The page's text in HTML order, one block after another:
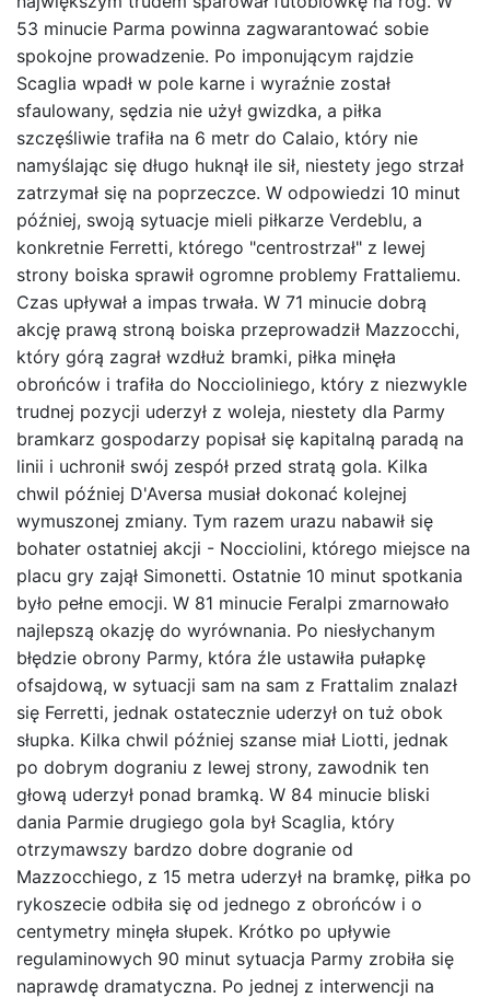
53 minucie Parma powinna zagwarantować sobie
spokojne prowadzenie. Po imponującym rajdzie
Scaglia wpadł w pole karne i wyraźnie został
sfaulowany, sędzia nie użył gwizdka, a piłka
szczęśliwie trafiła na 6 metr do Calaio, który nie
namyślając się długo huknął ile sił, niestety jego strzał
zatrzymał się na poprzeczce. W odpowiedzi 10 minut
później, swoją sytuacje mieli piłkarze Verdeblu, a
konkretnie Ferretti, którego "centrostrzał" z lewej
strony boiska sprawił ogromne problemy Frattaliemu.
Czas upływał a impas trwała. W 71 minucie dobrą
akcję prawą stroną boiska przeprowadził Mazzocchi,
który górą zagrał wzdłuż bramki, piłka minęła
obrońców i trafiła do Noccioliniego, który z niezwykle
trudnej pozycji uderzył z woleja, niestety dla Parmy
bramkarz gospodarzy popisał się kapitalną paradą na
linii i uchronił swój zespół przed stratą gola. Kilka
chwil później D'Aversa musiał dokonać kolejnej
wymuszonej zmiany. Tym razem urazu nabawił się
bohater ostatniej akcji - Nocciolini, którego miejsce na
placu gry zajął Simonetti. Ostatnie 10 minut spotkania
było pełne emocji. W 81 minucie Feralpi zmarnowało
najlepszą okazję do wyrównania. Po niesłychanym
błędzie obrony Parmy, która źle ustawiła pułapkę
ofsajdową, w sytuacji sam na sam z Frattalim znalazł
się Ferretti, jednak ostatecznie uderzył on tuż obok
słupka. Kilka chwil później szanse miał Liotti, jednak
po dobrym dograniu z lewej strony, zawodnik ten
głową uderzył ponad bramką. W 84 minucie bliski
dania Parmie drugiego gola był Scaglia, który
otrzymawszy bardzo dobre dogranie od
Mazzocchiego, z 15 metra uderzył na bramkę, piłka po
rykoszecie odbiła się od jednego z obrońców i o
centymetry minęła słupek. Krótko po upływie
regulaminowych 90 minut sytuacja Parmy zrobiła się
naprawdę dramatyczna. Po jednej z interwencji na